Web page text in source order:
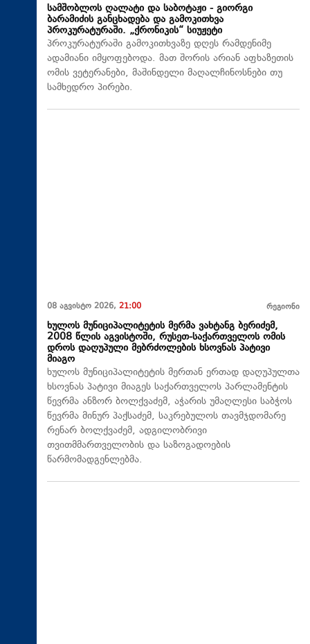
სამშობლოს ღალატი და საბოტაჟი - გიორგი
ბარამიძის განცხადება და გამოკითხვა
პროკურატურაში. „ქრონიკის“ სიუჟეტი
პროკურატურაში გამოკითხვაზე დღეს რამდენიმე
ადამიანი იმყოფებოდა. მათ შორის არიან აფხაზეთის
ომის ვეტერანები, მაშინდელი მაღალჩინოსნები თუ
სამხედრო პირები.
08 აგვისტო 2026, 21:00 რეგიონი
ხულოს მუნიციპალიტეტის მერმა ვახტანგ ბერიძემ,
2008 წლის აგვისტოში, რუსეთ-საქართველოს ომის
დროს დაღუპული მებრძოლების ხსოვნას პატივი
მიაგო
ხულოს მუნიციპალიტეტის მერთან ერთად დაღუპულთა
ხსოვნას პატივი მიაგეს საქართველოს პარლამენტის
წევრმა ანზორ ბოლქვაძემ, აჭარის უმაღლესი საბჭოს
წევრმა მინურ პაქსაძემ, საკრებულოს თავმჯდომარე
რენარ ბოლქვაძემ, ადგილობრივი
თვითმმართველობის და საზოგადოების
წარმომადგენლებმა.